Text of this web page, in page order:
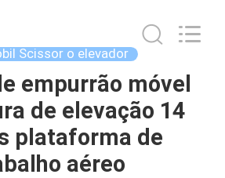
Scissor o elevador
empurrão móvel
de elevação 14
plataforma de
aéreo